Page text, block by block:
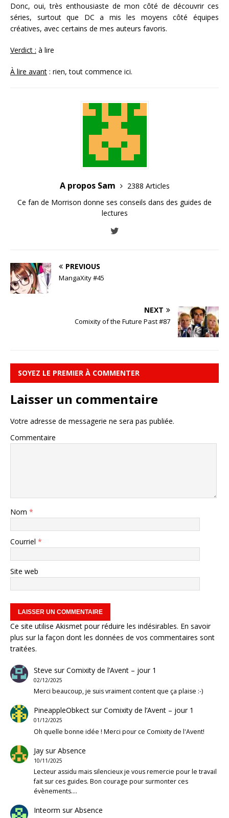
Donc, oui, très enthousiaste de mon côté de découvrir ces
séries, surtout que DC a mis les moyens côté équipes
créatives, avec certains de mes auteurs favoris.
Verdict : à lire
À lire avant : rien, tout commence ici.
A propos Sam
2388 Articles
Ce fan de Morrison donne ses conseils dans des guides de
lectures
PREVIOUS
MangaXity #45
NEXT
Comixity of the Future Past #87
SOYEZ LE PREMIER À COMMENTER
Laisser un commentaire
Votre adresse de messagerie ne sera pas publiée.
Commentaire
Nom *
Courriel *
Site web
Ce site utilise Akismet pour réduire les indésirables. En savoir
plus sur la façon dont les données de vos commentaires sont
traitées.
Steve surComixity de l’Avent – jour 1
02/12/2025
Merci beaucoup, je suis vraiment content que ça plaise :-)
PineappleObkectsurComixity de l’Avent – jour 1
01/12/2025
Oh quelle bonne idée ! Merci pour ce Comixity de l'Avent!
JaysurAbsence
10/11/2025
Lecteur assidu mais silencieux je vous remercie pour le travail
fait sur ces guides. Bon courage pour surmonter ces
évènements.…
Inteorm surAbsence